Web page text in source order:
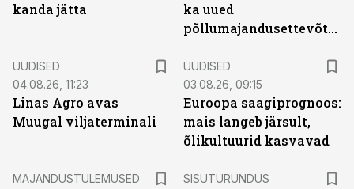
kanda jätta
ka uued
põllumajandusettevõtted
UUDISED
04.08.26, 11:23
Linas Agro avas
Muugal viljaterminali
UUDISED
03.08.26, 09:15
Euroopa saagiprognoos:
mais langeb järsult,
õlikultuurid kasvavad
MAJANDUSTULEMUSED SISUTURUNDUS